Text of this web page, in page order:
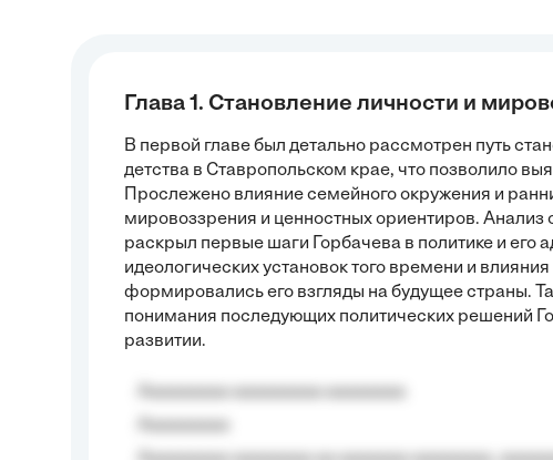
Глава 1. Становление личности и
В первой главе был детально рассмотрен путь
детства в Ставропольском крае, что позволило
Прослежено влияние семейного окружения и
мировоззрения и ценностных ориентиров.
раскрыл первые шаги Горбачева в политике и его
идеологических установок того времени и
формировались его взгляды на будущее страны.
понимания последующих политических решений
развитии.